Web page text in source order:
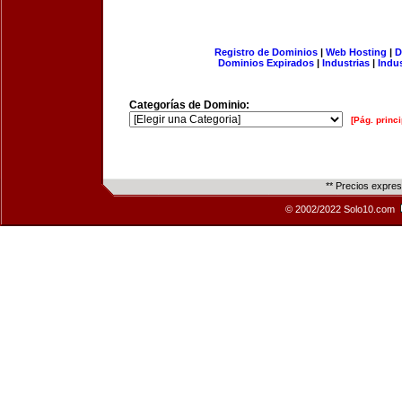
Registro de Dominios| Web Hosting |
Dominios Expirados | Industrias |
Categorías de Dominio:
[Pág.
** Precios
© 2002/2022 Solo10.com